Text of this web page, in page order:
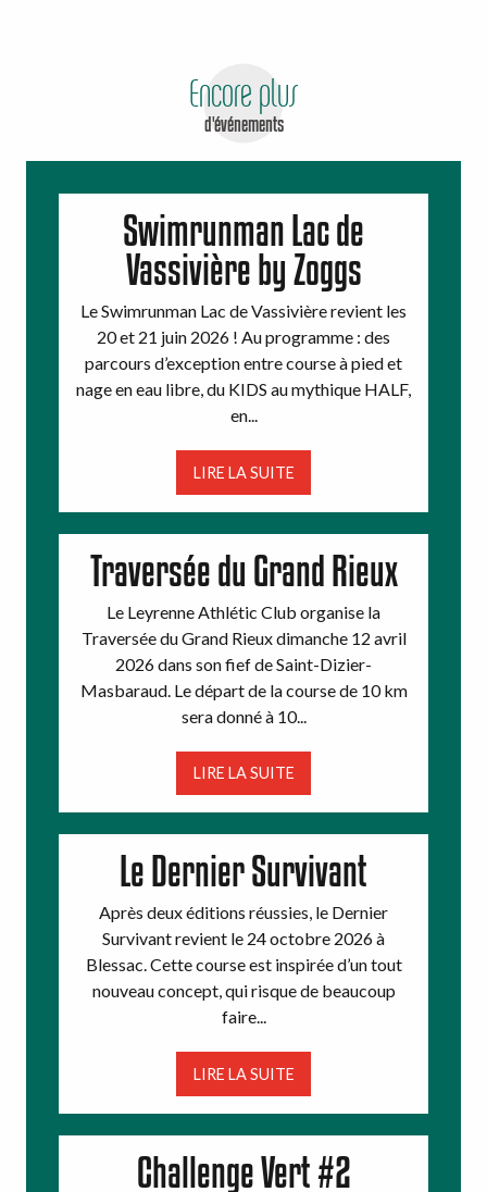
Encore plus
d'événements
Swimrunman Lac de
Vassivière by Zoggs
Le Swimrunman Lac de Vassivière revient les
20 et 21 juin 2026 ! Au programme : des
parcours d’exception entre course à pied et
nage en eau libre, du KIDS au mythique HALF,
en...
LIRE LA SUITE
Traversée du Grand Rieux
Le Leyrenne Athlétic Club organise la
Traversée du Grand Rieux dimanche 12 avril
2026 dans son fief de Saint-Dizier-
Masbaraud. Le départ de la course de 10 km
sera donné à 10...
LIRE LA SUITE
Le Dernier Survivant
Après deux éditions réussies, le Dernier
Survivant revient le 24 octobre 2026 à
Blessac. Cette course est inspirée d’un tout
nouveau concept, qui risque de beaucoup
faire...
LIRE LA SUITE
Challenge Vert #2